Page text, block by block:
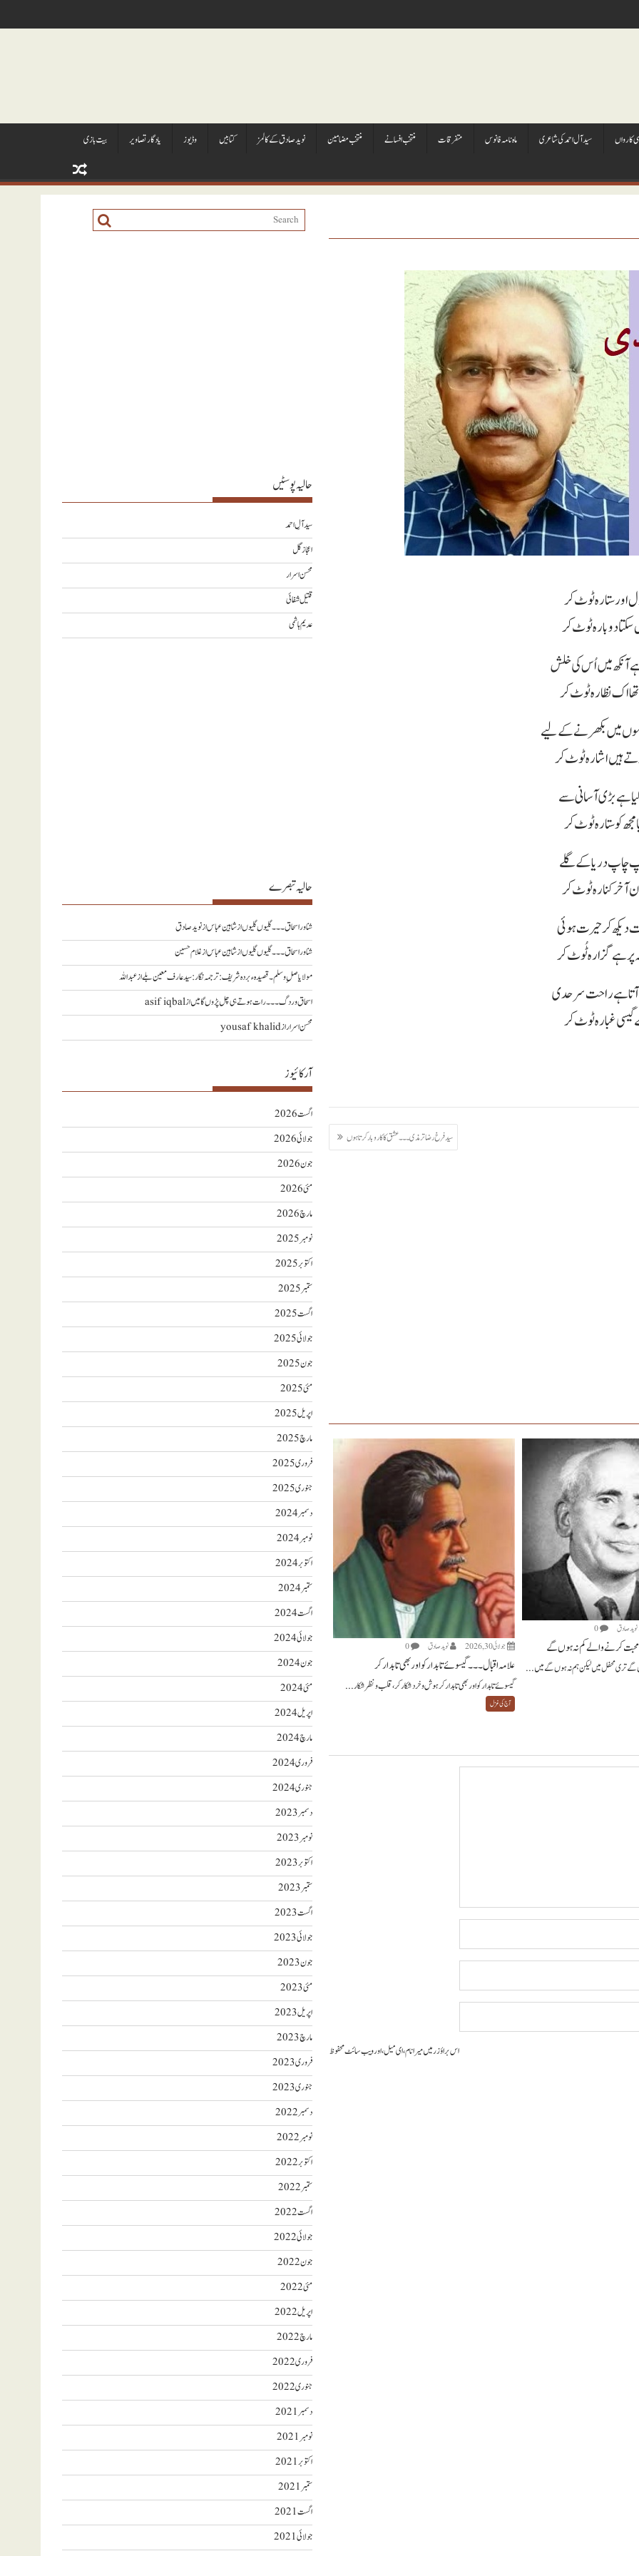
کارواں سيد آل احمد کی شاعری ماہ نامہ فانوس متفرقات منتخب افسانے منتخب مضامين نويد صادق کے کالمز کتابيں وڈيوز يادگار تصاوير بیت بازی
اور ستارہ ٹوٹ کر
سکتا دوبارہ ٹوٹ کر
آنکھ میں اُس کی خلش
اک نظارہ ٹوٹ کر
میں بکھرنے کے لیے
ہیں اشارہ ٹوٹ کر
ہے بڑی آسانی سے
مجھ کو ستارہ ٹوٹ کر
چاپ دریا کے گلے
آخر کنارہ ٹوٹ کر
دیکھ کر حیرت ہوئی
ہے گزارہ ٹُوٹ کر
ہے راحت سرحدی
غبارہ ٹوٹ کر
سید فرخ رضا ترمذی ۔۔۔ عشق کا کاروبار کرتا ہوں
نويد صادق 0
کرنے والے کم نہ ہوں گے
گے تری محفل میں لیکن ہم نہ ہوں گے میں...
جولائی 30, 2026 نويد صادق 0
علامہ اقبال ۔۔۔ گیسوئے تابدار کو اور بھی تابدار کر
گیسوئے تابدار کو اور بھی تابدار کر ہوش و خرد شکار کر، قلب و نظر شکار...
آج کی غزل
اس براؤزر میں میرا نام، ای میل، اور ویب سائٹ محفوظ
حالیہ پوسٹیں
سید آلِ احمد
اعجاز گل
محسن اسرار
قتیل شفائی
عدیم ہاشمی
حالیہ تبصرے
شناور اسحاق ۔۔۔ گلیوں گلیوں از شاہین عباسازنويد صادق
شناور اسحاق ۔۔۔ گلیوں گلیوں از شاہین عباسازغلام حسین
مولا یا صلِ وسلم ۔قصیدہ ء بردہ شریف: ترجمہ نگار : سید عارف معین بلےازعبداللہ
اسحاق وردگ ۔۔۔ رات ہوتے ہی چل پڑوں گا میںازasif iqbal
محسن اسرارازyousaf khalid
آرکائیوز
اگست 2026
جولائی 2026
جون 2026
مئی 2026
مارچ 2026
نومبر 2025
اکتوبر 2025
ستمبر 2025
اگست 2025
جولائی 2025
جون 2025
مئی 2025
اپریل 2025
مارچ 2025
فروری 2025
جنوری 2025
دسمبر 2024
نومبر 2024
اکتوبر 2024
ستمبر 2024
اگست 2024
جولائی 2024
جون 2024
مئی 2024
اپریل 2024
مارچ 2024
فروری 2024
جنوری 2024
دسمبر 2023
نومبر 2023
اکتوبر 2023
ستمبر 2023
اگست 2023
جولائی 2023
جون 2023
مئی 2023
اپریل 2023
مارچ 2023
فروری 2023
جنوری 2023
دسمبر 2022
نومبر 2022
اکتوبر 2022
ستمبر 2022
اگست 2022
جولائی 2022
جون 2022
مئی 2022
اپریل 2022
مارچ 2022
فروری 2022
جنوری 2022
دسمبر 2021
نومبر 2021
اکتوبر 2021
ستمبر 2021
اگست 2021
جولائی 2021